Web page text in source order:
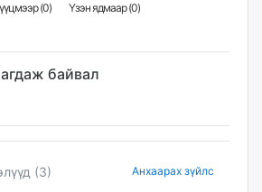
Жихүүцмээр (0) Үзэн ядмаар (0)
байвал
(3) Анхаарах зүйлс